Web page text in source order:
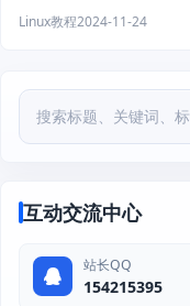
Linux教程2024-11-24
互动交流中心
站长QQ
154215395